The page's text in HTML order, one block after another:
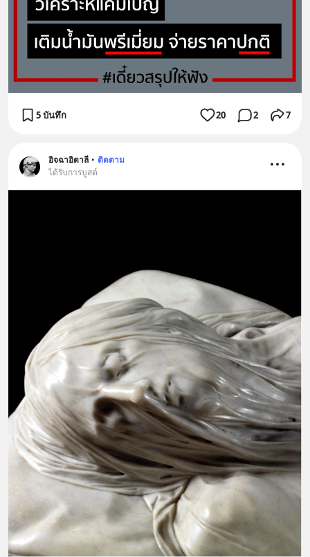
5 บันทึก 20 2 7
อิจฉาอิตาลี • ติดตาม
ได้รับการบูสต์